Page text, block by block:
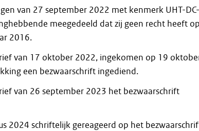
van 27 september 2022 met kenmerk UHT-
meegedeeld dat zij geen recht heeft
2016.
van 17 oktober 2022, ingekomen op 19
een bezwaarschrift ingediend.
van 26 september 2023 het bezwaarschrift
2024 schriftelijk gereageerd op het